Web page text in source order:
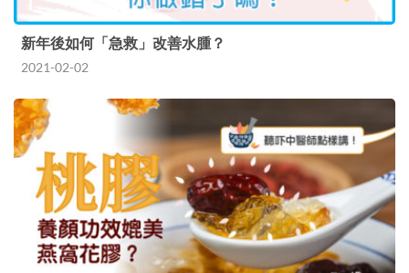
新年後如何「急救」改善水腫？
2021-02-02